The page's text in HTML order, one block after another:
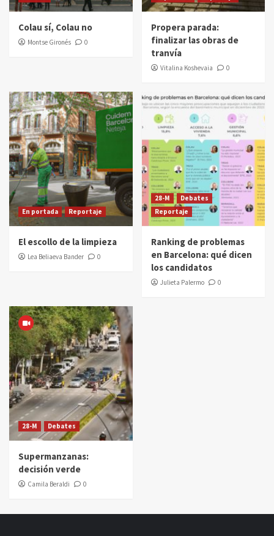
Colau sí, Colau no
Montse Gironés 0
Propera parada:
finalizar las obras de
tranvía
Vitalina Koshevaia 0
En portada Reportaje
El escollo de la limpieza
Lea Beliaeva Bander 0
28-M
Debates
Reportaje
Ranking de problemas
en Barcelona: qué dicen
los candidatos
Julieta Palermo 0
28-M Debates
Supermanzanas:
decisión verde
Camila Beraldi 0